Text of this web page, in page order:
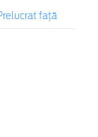
faţă